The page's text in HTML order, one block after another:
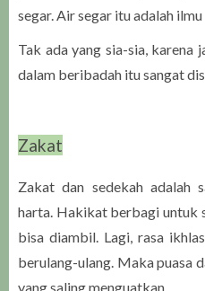
segar. Air segar itu adalah
Tak ada yang sia-sia, karena
dalam beribadah itu sangat
Zakat
Zakat dan sedekah adalah
harta. Hakikat berbagi untuk
bisa diambil. Lagi, rasa
berulang-ulang. Maka puasa
yang saling menguatkan.